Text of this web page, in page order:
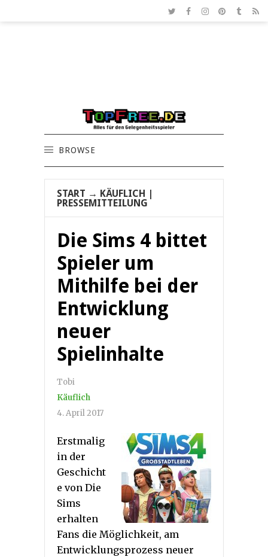
BROWSE
START → KÄUFLICH
PRESSEMITTEILUNG
Die Sims 4 bittet
Spieler um
Mithilfe bei der
Entwicklung
neuer
Spielinhalte
Tobi
Käuflich
4. April 2017
Erstmalig
in der
Geschicht
e von Die
Sims
erhalten
Fans die Möglichkeit, am
Entwicklungsprozess neuer